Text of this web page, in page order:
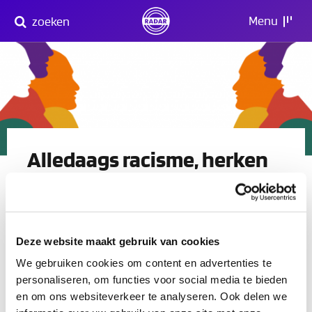
Deze website maakt gebruik van cookies
We gebruiken cookies om content en advertenties te
personaliseren, om functies voor social media te bieden
en om ons websiteverkeer te analyseren. Ook delen we
naar
content
zoeken Menu
Alledaags racisme, herken
16 maart 13:30 - 17:00
Deze bijeenkomst is helaas geannuleerd.
RADAR volgt de richtlijnen van het RIVM om
verdere verspreiding van COVID-19 tegen te